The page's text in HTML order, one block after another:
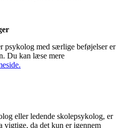
psykolog med særlige beføjelser er
Du kan læse mere
eller ledende skolepsykolog, er
vigtige, da det kun er igennem